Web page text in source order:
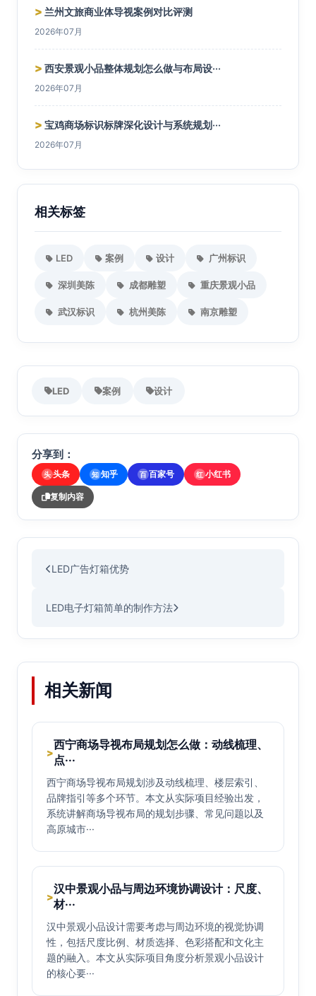
> 兰州文旅商业体导视案例对比评测
2026年07月
> 西安景观小品整体规划怎么做与布局设···
2026年07月
> 宝鸡商场标识标牌深化设计与系统规划···
2026年07月
相关标签
LED 案例 设计 广州标识
深圳美陈 成都雕塑 重庆景观小品
武汉标识 杭州美陈 南京雕塑
LED 案例 设计
分享到：
头 头条 知 知乎 百 百家号 红 小红书
复制内容
LED广告灯箱优势
LED电子灯箱简单的制作方法
相关新闻
>
西宁商场导视布局规划怎么做：动线梳理、
点···
西宁商场导视布局规划涉及动线梳理、楼层索引、
品牌指引等多个环节。本文从实际项目经验出发，
系统讲解商场导视布局的规划步骤、常见问题以及
高原城市···
>
汉中景观小品与周边环境协调设计：尺度、
材···
汉中景观小品设计需要考虑与周边环境的视觉协调
性，包括尺度比例、材质选择、色彩搭配和文化主
题的融入。本文从实际项目角度分析景观小品设计
的核心要···